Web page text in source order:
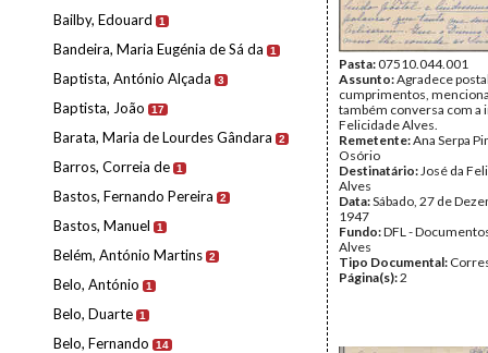
Bailby, Edouard 1
Bandeira, Maria Eugénia de Sá da 1
Baptista, António Alçada 3
Baptista, João 17
Barata, Maria de Lourdes Gândara 2
Barros, Correia de 1
Bastos, Fernando Pereira 2
Bastos, Manuel 1
Belém, António Martins 2
Belo, António 1
Belo, Duarte 1
Belo, Fernando 14
Pasta:07510.044.001
Assunto:Agradece
cumprimentos,
também conversa com a
Felicidade Alves.
Remetente:Ana Serpa
Osório
Destinatário:José da
Alves
Data:Sábado, 27 de
1947
Fundo:DFL -
Alves
Tipo Documental:
Página(s):2